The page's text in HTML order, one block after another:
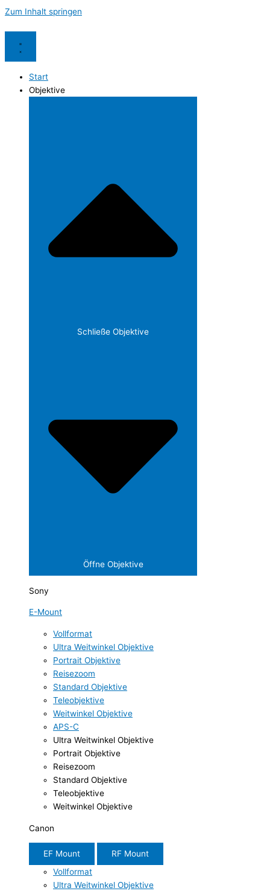
Zum Inhalt springen
Start
Objektive
Schließe Objektive
Öffne Objektive
Sony
E-Mount
Vollformat
Ultra Weitwinkel Objektive
Portrait Objektive
Reisezoom
Standard Objektive
Teleobjektive
Weitwinkel Objektive
APS-C
Ultra Weitwinkel Objektive
Portrait Objektive
Reisezoom
Standard Objektive
Teleobjektive
Weitwinkel Objektive
Canon
EF Mount
RF Mount
Vollformat
Ultra Weitwinkel Objektive